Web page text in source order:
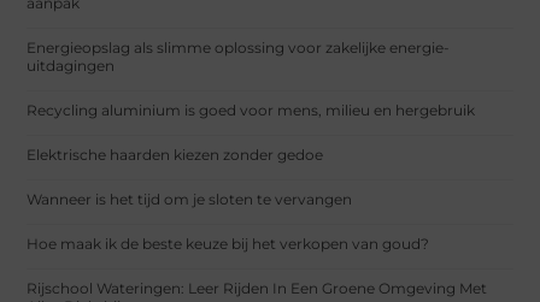
Energieopslag als slimme oplossing voor zakelijke energie-
uitdagingen
Recycling aluminium is goed voor mens, milieu en hergebruik
Elektrische haarden kiezen zonder gedoe
Wanneer is het tijd om je sloten te vervangen
Hoe maak ik de beste keuze bij het verkopen van goud?
Rijschool Wateringen: Leer Rijden In Een Groene Omgeving Met